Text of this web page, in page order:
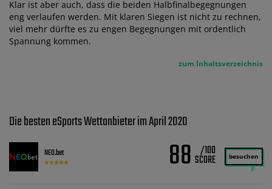
Klar ist aber auch, dass die beiden Halbfinalbegegnungen
eng verlaufen werden. Mit klaren Siegen ist nicht zu rechnen,
viel mehr dürfte es zu engen Begegnungen mit ordentlich
Spannung kommen.
zum Inhaltsverzeichnis
Die besten eSports Wettanbieter im April 2020
NEO.bet 88 /100 besuchen